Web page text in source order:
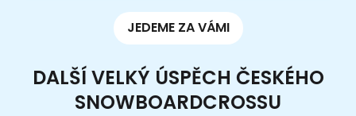
JEDEME ZA VÁMI
DALŠÍ VELKÝ ÚSPĚCH ČESKÉHO
SNOWBOARDCROSSU